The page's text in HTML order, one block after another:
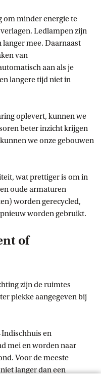
om minder energie te
Ledlampen zijn
mee. Daarnaast
van
aan als je
langere tijd niet in
oplevert, kunnen we
beter inzicht krijgen
we onze gebouwen
wat prettiger is om in
oude armaturen
worden gerecycled,
worden gebruikt.
of
zijn de ruimtes
plekke aangegeven bij
en
mei en worden naar
Voor de meeste
langer dan een